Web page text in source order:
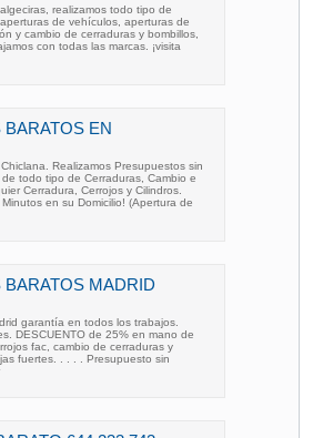
realizamos todo tipo de
de vehículos, aperturas de
y cambio de cerraduras y bombillos,
con todas las marcas. ¡visita
EN
Realizamos Presupuestos sin
todo tipo de Cerraduras, Cambio e
Cerradura, Cerrojos y Cilindros.
en su Domicilio! (Apertura de
MADRID
garantía en todos los trabajos.
DESCUENTO de 25% en mano de
fac, cambio de cerraduras y
fuertes. . . . . Presupuesto sin